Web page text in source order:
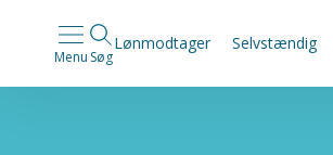
Menu Søg
Lønmodtager Selvstændig